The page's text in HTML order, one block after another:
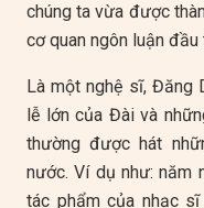
chúng ta vừa được
cơ quan ngôn luận
Là một nghệ sĩ, Đăng
lễ lớn của Đài và
thường được hát
nước. Ví dụ như: năm
tác phẩm của nhạc